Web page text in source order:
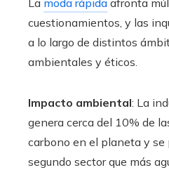
La moda rápida afronta
cuestionamientos, y las
a lo largo de distintos
ambientales y éticos.
Impacto ambiental: La
genera cerca del 10% de
carbono en el planeta y se
segundo sector que más